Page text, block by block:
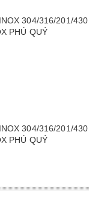
304/316/201/430
PHÚ QUÝ
304/316/201/430
PHÚ QUÝ